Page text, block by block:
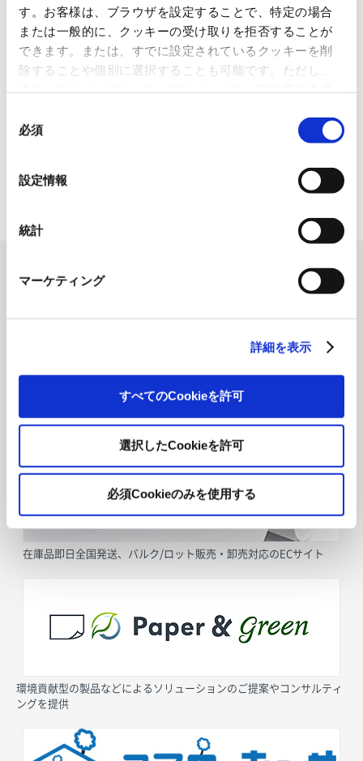
す。お客様は、ブラウザを設定することで、特定の場合
または一般的に、クッキーの受け取りを拒否することが
できます。または、すでに設定されているクッキーを削
除することや個別に選択することも可能です。ただし、
いるので、ご注意ください。これらのクッキーが受け入
れられない場合、本ウェブサイトの機能が制限される場
必須
設定情報
統計
マーケティング
詳細を表示
すべてのCookieを許可
選択したCookieを許可
必須Cookieのみを使用する
使用済み化粧品容器をネームプ
レートへリサイクル
2026.07.07
「周南 蚤の市2026 ×周南本屋通
採用情報
在庫品即日全国発送、バルク/ロット販売・卸売対応のECサイト
環境貢献型の製品などによるソリューションのご提案やコンサルティ
ングを提供